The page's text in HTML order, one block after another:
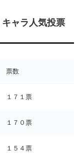
キャラ人気投票
票数
１７１票
１７０票
１５４票